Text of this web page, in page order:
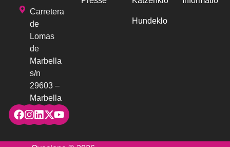
Carretera
de
Lomas
de
Marbella
s/n
29603 –
Marbella
Hundeklonen